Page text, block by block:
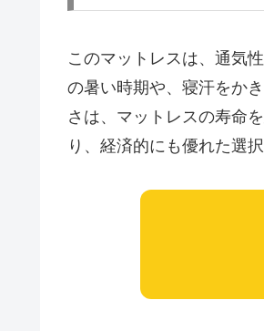
このマットレスは、通気
の暑い時期や、寝汗をか
さは、マットレスの寿命
り、経済的にも優れた選